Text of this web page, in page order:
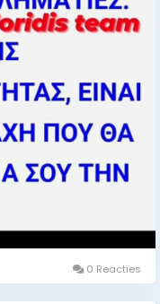
0 Reacties